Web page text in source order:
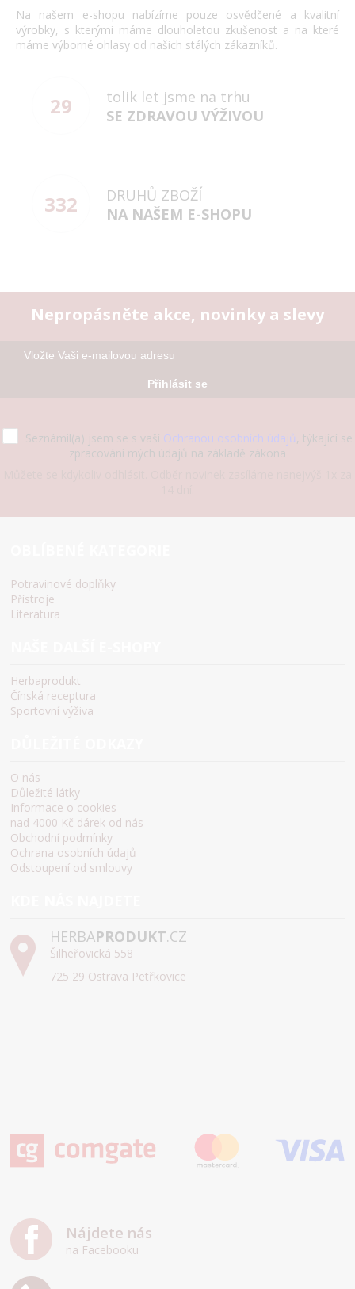
Na našem e-shopu nabízíme pouze osvědčené a kvalitní
výrobky, s kterými máme dlouholetou zkušenost a na které
máme výborné ohlasy od našich stálých zákazníků.
29
tolik let jsme na trhu
SE ZDRAVOU VÝŽIVOU
332
DRUHŮ ZBOŽÍ
NA NAŠEM E-SHOPU
Nepropásněte akce, novinky a slevy
Přihlásit se
Seznámil(a) jsem se s vaší Ochranou osobních údajů, týkající se
zpracování mých údajů na základě zákona
Potravinové doplňky
Přístroje
Literatura
Herbaprodukt
Čínská receptura
Sportovní výživa
O nás
Důležité látky
Informace o cookies
nad 4000 Kč dárek od nás
Obchodní podmínky
Ochrana osobních údajů
Odstoupení od smlouvy
HERBAPRODUKT.CZ
Šilheřovická 558
725 29 Ostrava Petřkovice
Nájdete nás
na Facebooku